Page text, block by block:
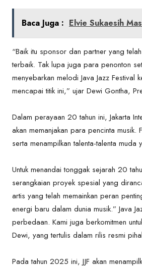
Baca Juga : Elvie Sukaesih
“Baik itu sponsor dan partner yang
terbaik. Tak lupa juga para penonton
menyebarkan melodi Java Jazz Festival
mencapai titik ini,” ujar Dewi Gontha,
Dalam perayaan 20 tahun ini, Jakarta
akan memanjakan para pencinta
serta menampilkan talenta-talenta
Untuk menandai tonggak sejarah 20
serangkaian proyek spesial yang
artis yang telah memainkan peran
energi baru dalam dunia musik.” Java
perbedaan. Kami juga berkomitmen
Dewi, yang tertulis dalam rilis resmi
Pada tahun 2025 ini, JJF akan